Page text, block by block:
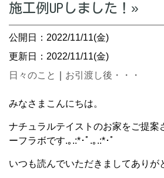
施工例UPしました！»
公開日：2022/11/11(金)
更新日：2022/11/11(金)
日々のこと
お引渡し後・・・
みなさまこんにちは。
ナチュラルテイストのお家をご提案
ーフラボです.｡.:*･ﾟ.｡.:*･ﾟ
いつも読んでいただきましてあり